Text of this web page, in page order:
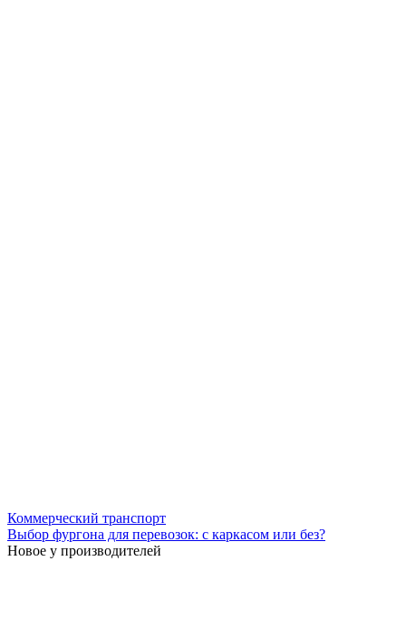
Коммерческий транспорт
Выбор фургона для перевозок: с каркасом или без?
Новое у производителей